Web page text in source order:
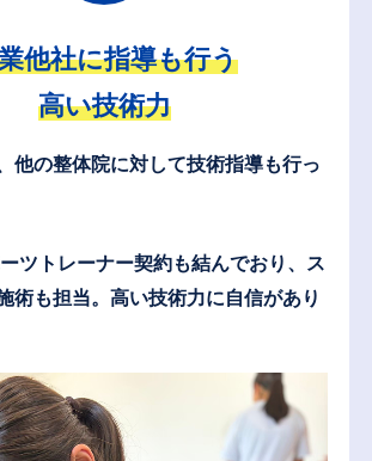
他社に指導も行う
高い技術力
他の整体院に対して技術指導も行っ
ツトレーナー契約も結んでおり、
ス
術も担当。高い技術力に自信があり